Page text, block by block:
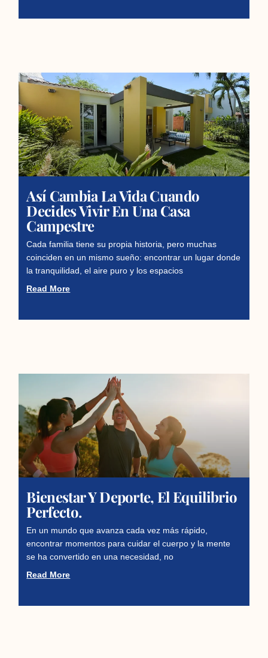
Así Cambia La Vida Cuando
Decides Vivir En Una Casa
Campestre
Cada familia tiene su propia historia, pero muchas
coinciden en un mismo sueño: encontrar un lugar donde
la tranquilidad, el aire puro y los espacios
Read More
Bienestar Y Deporte, El Equilibrio
Perfecto.
En un mundo que avanza cada vez más rápido,
encontrar momentos para cuidar el cuerpo y la mente
se ha convertido en una necesidad, no
Read More